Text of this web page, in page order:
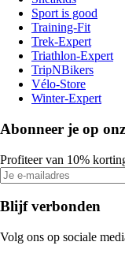
Sport is good
Training-Fit
Trek-Expert
Triathlon-Expert
TripNBikers
Vélo-Store
Winter-Expert
Abonneer je op
Profiteer van 10%
Blijf verbonden
Volg ons op sociale